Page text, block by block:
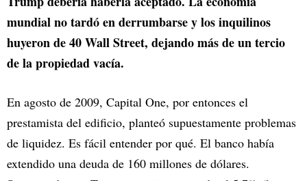
mundial no tardó en derrumbarse y los inquilinos
huyeron de 40 Wall Street, dejando más de un tercio
de la propiedad vacía.
En agosto de 2009, Capital One, por entonces el
prestamista del edificio, planteó supuestamente problemas
de liquidez. Es fácil entender por qué. El banco había
extendido una deuda de 160 millones de dólares.